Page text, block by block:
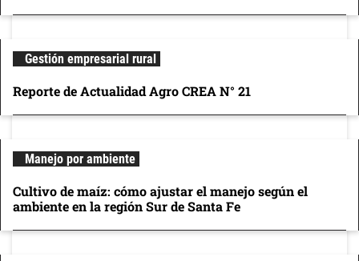
Gestión empresarial rural
Reporte de Actualidad Agro CREA N° 21
Manejo por ambiente
Cultivo de maíz: cómo ajustar el manejo según el
ambiente en la región Sur de Santa Fe